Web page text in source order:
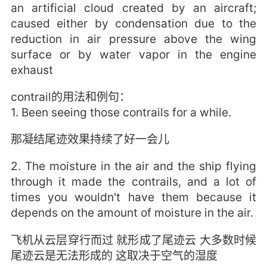
an artificial cloud created by an aircraft;
caused either by condensation due to the
reduction in air pressure above the wing
surface or by water vapor in the engine
exhaust
contrail的用法和例句：
1. Been seeing those contrails for a while.
那凝结尾迹效果持续了好一会儿
2. The moisture in the air and the ship flying
through it made the contrails, and a lot of
times you wouldn't have them because it
depends on the amount of moisture in the air.
飞机从云层穿行而过 就形成了尾迹云 大多数时候
尾迹云是无法形成的 这取决于空气的湿度